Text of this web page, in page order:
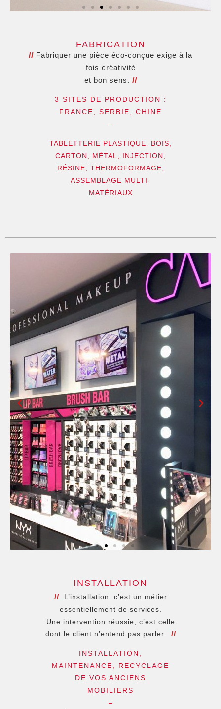
FABRICATION
ll Fabriquer une pièce éco-conçue exige à la
fois créativité
et bon sens. ll
3 SITES DE PRODUCTION :
FRANCE, SERBIE, CHINE
–
TABLETTERIE PLASTIQUE, BOIS,
CARTON, MÉTAL, INJECTION,
RÉSINE, THERMOFORMAGE,
ASSEMBLAGE MULTI-
MATÉRIAUX
INSTALLATION
ll
L’installation, c’est un métier
essentiellement de services.
Une intervention réussie, c’est celle
dont le client n’entend pas parler. ll
INSTALLATION,
MAINTENANCE, RECYCLAGE
DE VOS ANCIENS
MOBILIERS
–